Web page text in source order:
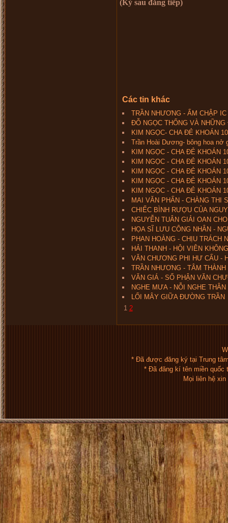
(Kỳ sau đăng tiếp)
Các tin khác
TRẦN NHƯƠNG - ẨM CHẬP
ĐỖ NGỌC THỐNG VÀ NHỮNG
KIM NGỌC- CHA ĐẺ KHOÁN
Trần Hoài Dương- bông hoa nở
KIM NGỌC - CHA ĐẺ KHOÁN
KIM NGỌC - CHA ĐẺ KHOÁN
KIM NGỌC - CHA ĐẺ KHOÁN
KIM NGỌC - CHA ĐẺ KHOÁN
KIM NGỌC - CHA ĐẺ KHOÁN
MAI VĂN PHẤN - CHÀNG THI
CHIẾC BÌNH RƯỢU CỦA
NGUYỄN TUÂN GIẢI OAN
HỌA SĨ LƯU CÔNG NHÂN -
PHAN HOÀNG - CHỊU TRÁCH
HẢI THANH - HỘI VIÊN
VĂN CHƯƠNG PHI HƯ CẤU -
TRẦN NHƯƠNG - TÂM
VĂN GIÁ - SỐ PHẬN VĂN
NGHE MƯA - NỖI NGHE THÂN
LỐI MÂY GIỮA ĐƯỜNG TRẦN
1 2
* Đã được đăng ký tại Trung
* Đã đăng kí tên miền quốc
Mọi liên hệ